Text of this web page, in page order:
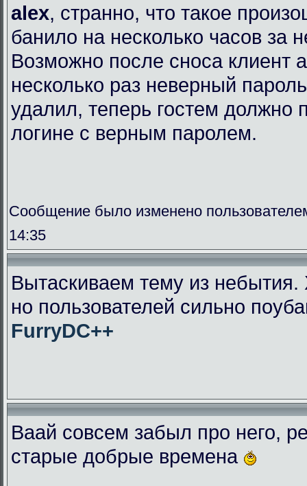
alex, странно, что такое
банило на несколько часов за
Возможно после сноса клиент
несколько раз неверный
удалил, теперь гостем должно
логине с верным паролем.
Сообщение было изменено
14:35
Вытаскиваем тему из
но пользователей сильно
FurryDC++
Ваай совсем забыл про него,
старые добрые времена